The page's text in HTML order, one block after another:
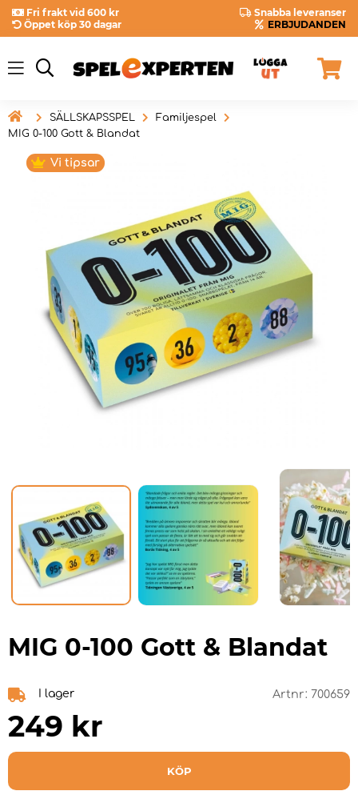
Fri frakt vid 600 kr
Snabba leveranser
Öppet köp 30 dagar
ERBJUDANDEN
 SÄLLSKAPSSPEL
Familjespel
MIG 0-100 Gott & Blandat
MIG 0-100 Gott & Blandat
I lager Artnr: 700659
249 kr
KÖP
Vi tipsar